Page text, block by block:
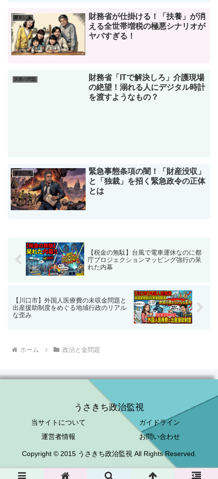
最新記事
財務省が仕掛ける！「扶養」が消
える全世帯増税の極悪シナリオが
ヤバすぎる！
医療の問題
財務省「ITで解決しろ」介護現場
の絶望！溺れる人にデジタル時計
を渡すようなもの？
【川口市】外国人医療費の未収金問題と
出産援助制度をめぐる地域行政のリアル
ホーム
うさきち政治監視
お問い合わせ
Copyright © 2015 うさきち政治監視 All Rights Reserved.